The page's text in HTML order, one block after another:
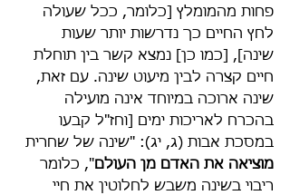
פחות מהמומלץ [כלומר, ככל שעולה
לחץ החיים כך נדרשות יותר שעות
שינה], [כמו כן] נמצא קשר בין תוחלת
חיים קצרה לבין מיעוט שינה. עם זאת,
שינה ארוכה במיוחד אינה מועילה
בהכרח לאריכות ימים [וחז"ל קבעו
במסכת אבות (ג, יג): "שינה של שחרית
מוציאה את האדם מן העולם", כלומר
ריבוי בשינה משבש לחלוטין את חיי